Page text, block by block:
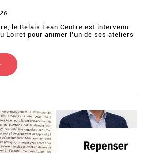
le Relais Lean Centre est intervenu
Loiret pour animer l’un de ses ateliers